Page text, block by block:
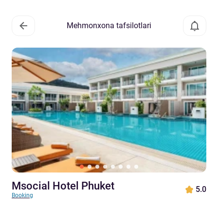
Mehmonxona tafsilotlari
Msocial Hotel Phuket
Booking
5.0